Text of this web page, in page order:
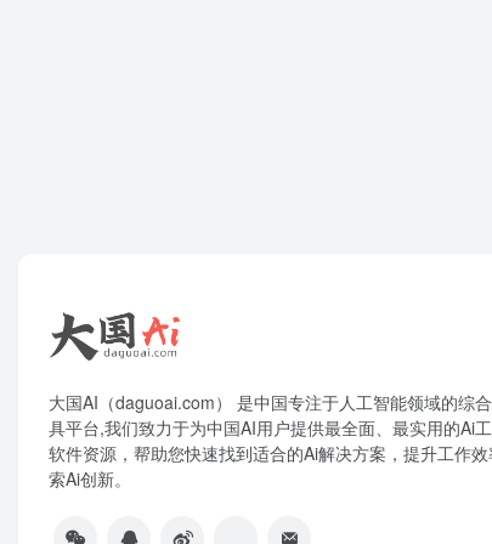
大国AI（daguoai.com） 是中国专注于人工智能领域的综
具平台,我们致力于为中国AI用户提供最全面、最实用的Ai
软件资源，帮助您快速找到适合的Ai解决方案，提升工作
索Ai创新。